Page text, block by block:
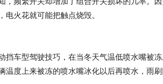
电火花就可能把触点烧毁。
挡车型驾驶技巧，在当冬天气温低喷水嘴被
温度上来被冻的喷水嘴冰化以后再喷水 ， 雨